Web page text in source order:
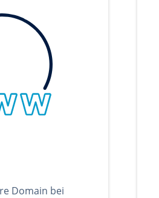
Domain bei